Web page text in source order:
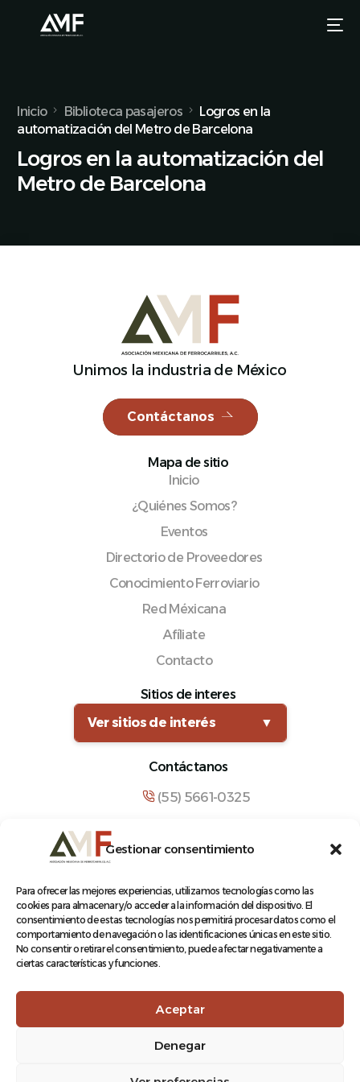
Gestionar consentimiento
Para ofrecer las mejores experiencias, utilizamos tecnologías como las
cookies para almacenar y/o acceder a la información del dispositivo. El
consentimiento de estas tecnologías nos permitirá procesar datos como el
comportamiento de navegación o las identificaciones únicas en este sitio.
No consentir o retirar el consentimiento, puede afectar negativamente a
ciertas características y funciones.
Aceptar
Denegar
Inicio Biblioteca pasajeros
Logros en la
automatización del Metro de Barcelona
Logros en la automatización del
Metro de Barcelona
Unimos la industria de México
Contáctanos
Mapa de sitio
Inicio
¿Quiénes Somos?
Eventos
Directorio de Proveedores
Conocimiento Ferroviario
Red Méxicana
Afíliate
Contacto
Sitios de interes
Ver sitios de interés
▼
Contáctanos
(55) 5661-0325
Manuel María Contreras 133, Cuauhtémoc,